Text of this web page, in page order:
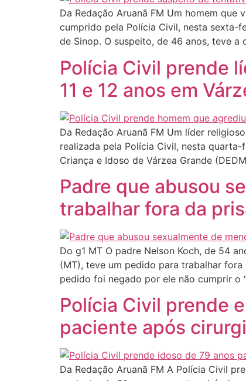
Da Redação Aruanã FM Um homem
cumprido pela Polícia Civil, nesta sexta-
de Sinop. O suspeito, de 46 anos, teve
Polícia Civil prende
11 e 12 anos em
Da Redação Aruanã FM Um líder
realizada pela Polícia Civil, nesta quarta-
Criança e Idoso de Várzea Grande
Padre que abusou
trabalhar fora da
Do g1 MT O padre Nelson Koch, de 54
(MT), teve um pedido para trabalhar
pedido foi negado por ele não cumprir o
Polícia Civil prende
paciente após
Da Redação Aruanã FM A Polícia Civil